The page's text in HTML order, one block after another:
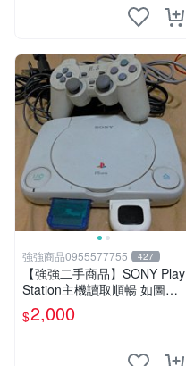
強強商品0955577755 427
【強強二手商品】SONY Play
Station主機讀取順暢 如圖全
部 ! 外觀完整乾淨
$2,000